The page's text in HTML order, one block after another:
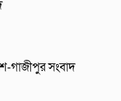
গাজীপুর সংবাদ